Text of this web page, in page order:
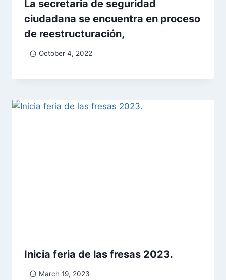
La secretaria de seguridad
ciudadana se encuentra en proceso
de reestructuración,
October 4, 2022
Inicia feria de las fresas 2023.
March 19, 2023